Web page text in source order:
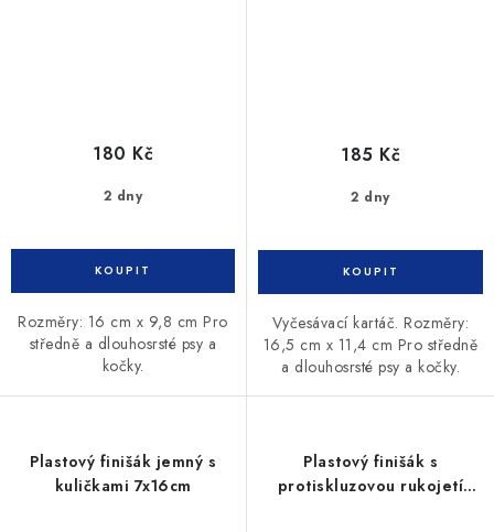
2 dny
180 Kč
Rozměry: 16 cm x 9,8 cm Pro
středně a dlouhosrsté psy a
kočky.
2 dny
185 Kč
Vyčesávací kartáč. Rozměry:
16,5 cm x 11,4 cm Pro středně
a dlouhosrsté psy a kočky.
Plastový finišák jemný s
kuličkami 7x16cm
Plastový finišák s
protiskluzovou rukojetí